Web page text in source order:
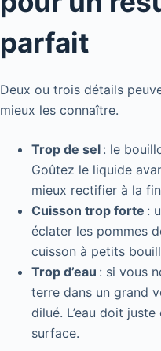
parfait
Deux ou trois détails
mieux les connaître.
Trop de sel : le
Goûtez le liquide
mieux rectifier à la
Cuisson trop forte :
éclater les pommes
cuisson à petits
Trop d’eau : si vous
terre dans un grand
dilué. L’eau doit
surface.